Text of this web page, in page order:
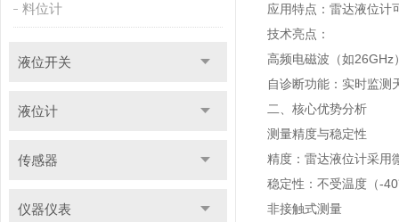
料位计
液位开关
液位计
传感器
仪器仪表
应用特点：雷达液位计
技术亮点：
高频电磁波（如26GHz
自诊断功能：实时监测
二、核心优势分析
测量精度与稳定性
精度：雷达液位计采用
稳定性：不受温度（-
非接触式测量